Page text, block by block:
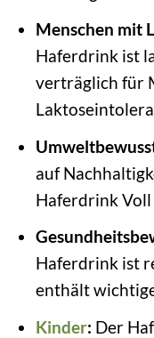
Menschen mit
Haferdrink ist
verträglich für
auf
Haferdrink Voll
Haferdrink ist
enthält
Kinder: Der